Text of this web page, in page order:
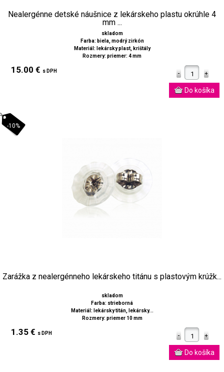
Nealergénne detské náušnice z lekárskeho plastu okrúhle 4
mm ...
skladom
Farba: biela, modrý zirkón
Materiál: lekársky plast, krištály
Rozmery: priemer: 4 mm
15.00 € s DPH
-10%
Zarážka z nealergénneho lekárskeho titánu s plastovým krúžk...
skladom
Farba: strieborná
Materiál: lekársky titán, lekársky...
Rozmery: priemer 10 mm
1.35 € s DPH